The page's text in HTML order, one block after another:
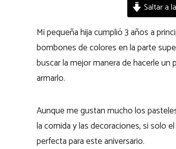
Saltar a
Mi pequeña hija cumplió 3 años a
bombones de colores en la parte
buscar la mejor manera de hacerle
armarlo.
Aunque me gustan mucho los
la comida y las decoraciones, si solo
perfecta para este aniversario.